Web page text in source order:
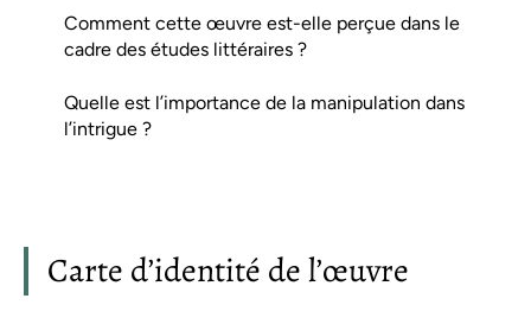
Comment cette œuvre est-elle perçue dans le
cadre des études littéraires ?
Quelle est l’importance de la manipulation dans
l’intrigue ?
Carte d’identité de l’œuvre